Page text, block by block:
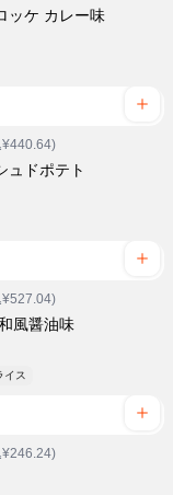
ッケ カレー味
¥440.64)
ュドポテト
¥527.04)
風醤油味
イス
¥246.24)